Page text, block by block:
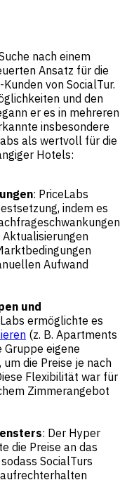
nach einem
Ansatz für die
von SocialTur.
und den
er es in mehreren
insbesondere
als wertvoll für die
Hotels:
: PriceLabs
indem es
Aufwand
und
ermöglichte es
(z. B. Apartments
eigene
die Preise je nach
Flexibilität war für
Zimmerangebot
: Der Hyper
die Preise an das
SocialTurs